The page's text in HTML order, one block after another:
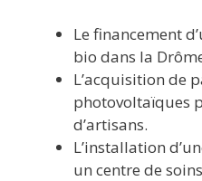
Le financement
bio dans la
L’acquisition de
photovoltaïques
d’artisans.
L’installation
un centre de